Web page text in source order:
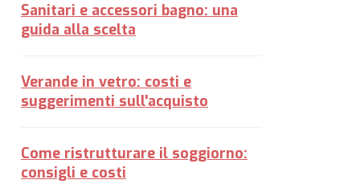
Sanitari e accessori bagno: una
guida alla scelta
Verande in vetro: costi e
suggerimenti sull'acquisto
Come ristrutturare il soggiorno:
consigli e costi